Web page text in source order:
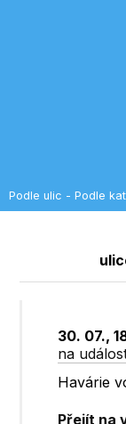
Podle ulic - Podle
30. 07.,
na
Havárie
Přejít na